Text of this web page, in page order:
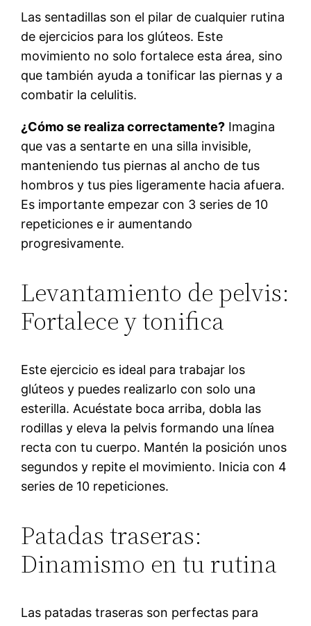
Las sentadillas son el pilar de cualquier rutina
de ejercicios para los glúteos. Este
movimiento no solo fortalece esta área, sino
que también ayuda a tonificar las piernas y a
combatir la celulitis.
¿Cómo se realiza correctamente? Imagina
que vas a sentarte en una silla invisible,
manteniendo tus piernas al ancho de tus
hombros y tus pies ligeramente hacia afuera.
Es importante empezar con 3 series de 10
repeticiones e ir aumentando
progresivamente.
Levantamiento de pelvis:
Fortalece y tonifica
Este ejercicio es ideal para trabajar los
glúteos y puedes realizarlo con solo una
esterilla. Acuéstate boca arriba, dobla las
rodillas y eleva la pelvis formando una línea
recta con tu cuerpo. Mantén la posición unos
segundos y repite el movimiento. Inicia con 4
series de 10 repeticiones.
Patadas traseras:
Dinamismo en tu rutina
Las patadas traseras son perfectas para